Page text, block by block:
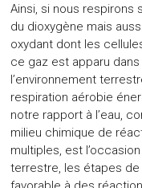
Ainsi, si nous respirons
du dioxygène mais
oxydant dont les
ce gaz est apparu dans
l’environnement
respiration aérobie
notre rapport à l’eau,
milieu chimique de
multiples, est
terrestre, les étapes